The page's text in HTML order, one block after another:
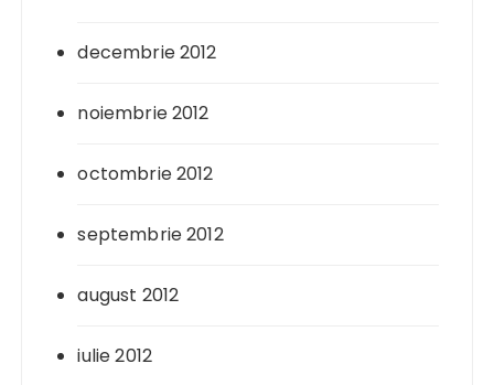
decembrie 2012
noiembrie 2012
octombrie 2012
septembrie 2012
august 2012
iulie 2012